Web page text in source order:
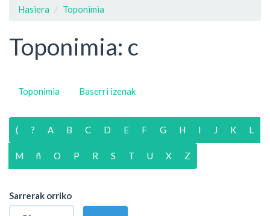
Hasiera Toponimia
Toponimia: c
Toponimia Baserri izenak
( ? A B C D E F G H I J K L
M ñ O P R S T U X Z
Sarrerak orriko